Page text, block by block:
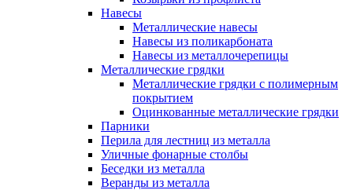
Навесы
Металлические навесы
Навесы из поликарбоната
Навесы из металлочерепицы
Металлические грядки
Металлические грядки с полимерным
покрытием
Оцинкованные металлические грядки
Парники
Перила для лестниц из металла
Уличные фонарные столбы
Беседки из металла
Веранды из металла